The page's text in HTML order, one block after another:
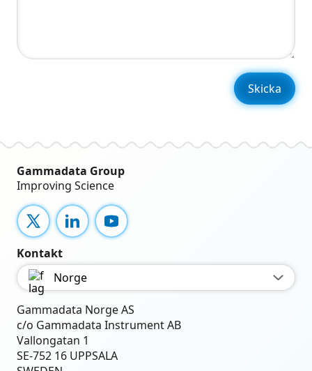
Gammadata Group
Improving Science
X LinkedInYouTube
Kontakt
Norge
Gammadata Norge AS
c/o Gammadata Instrument AB
Vallongatan 1
SE-752 16 UPPSALA